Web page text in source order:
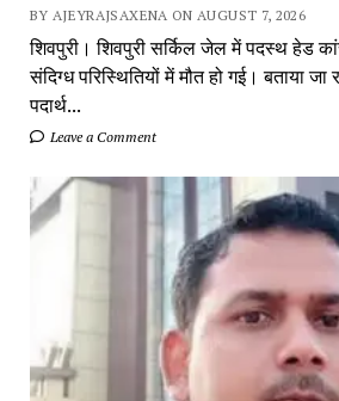
BY AJEYRAJSAXENA ON AUGUST 7, 2026
शिवपुरी। शिवपुरी सर्किल जेल में पदस्थ हेड
संदिग्ध परिस्थितियों में मौत हो गई। बताया जा
पदार्थ...
Leave a Comment